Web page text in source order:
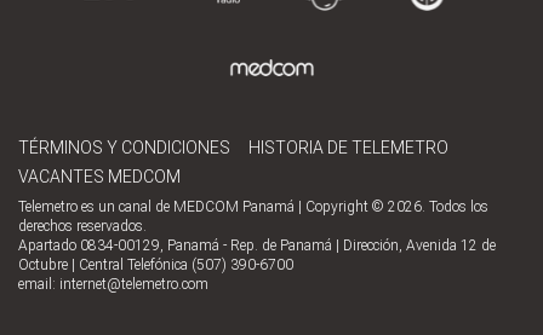
TÉRMINOS Y CONDICIONES
HISTORIA DE TELEMETRO
VACANTES MEDCOM
Telemetro es un canal de MEDCOM Panamá | Copyright © 2026. Todos los
derechos reservados.
Apartado 0834-00129, Panamá - Rep. de Panamá | Dirección, Avenida 12 de
Octubre | Central Telefónica (507) 390-6700
email: internet@telemetro.com